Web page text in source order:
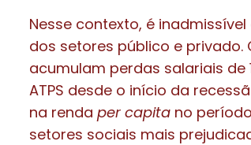
Nesse contexto, é
dos setores público e privado.
acumulam perdas salariais de
ATPS desde o início da
na renda per capita no
setores sociais mais